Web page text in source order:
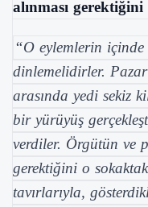
alınması
“O eylemlerin içinde
dinlemelidirler.
arasında yedi sekiz
bir yürüyüş
verdiler. Örgütün ve
gerektiğini o
tavırlarıyla,